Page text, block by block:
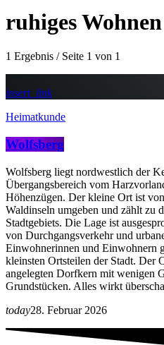
ruhiges Wohnen
1 Ergebnis / Seite 1 von 1
insert_link
Heimatkunde
Wolfsberg
Wolfsberg liegt nordwestlich der
Übergangsbereich vom
Höhenzügen. Der kleine Ort ist
Waldinseln umgeben und zählt zu
Stadtgebiets. Die Lage ist
von Durchgangsverkehr und
Einwohnerinnen und Einwohnern
kleinsten Ortsteilen der Stadt. Der
angelegten Dorfkern mit wenigen
Grundstücken. Alles wirkt
today28. Februar 2026